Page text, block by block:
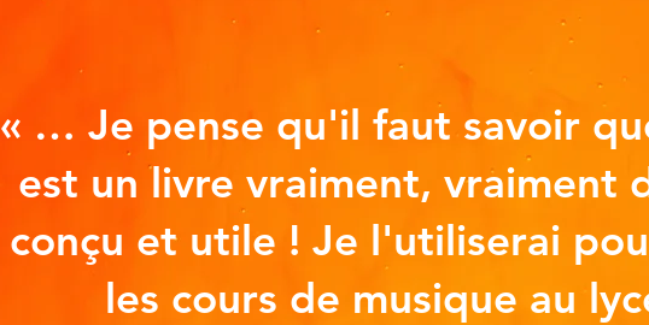
« … Je pense qu'il faut savoir
est un livre vraiment, vraiment
conçu et utile ! Je l'utiliserai
les cours de musique au